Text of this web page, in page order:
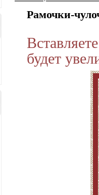
Рамочки-
будет